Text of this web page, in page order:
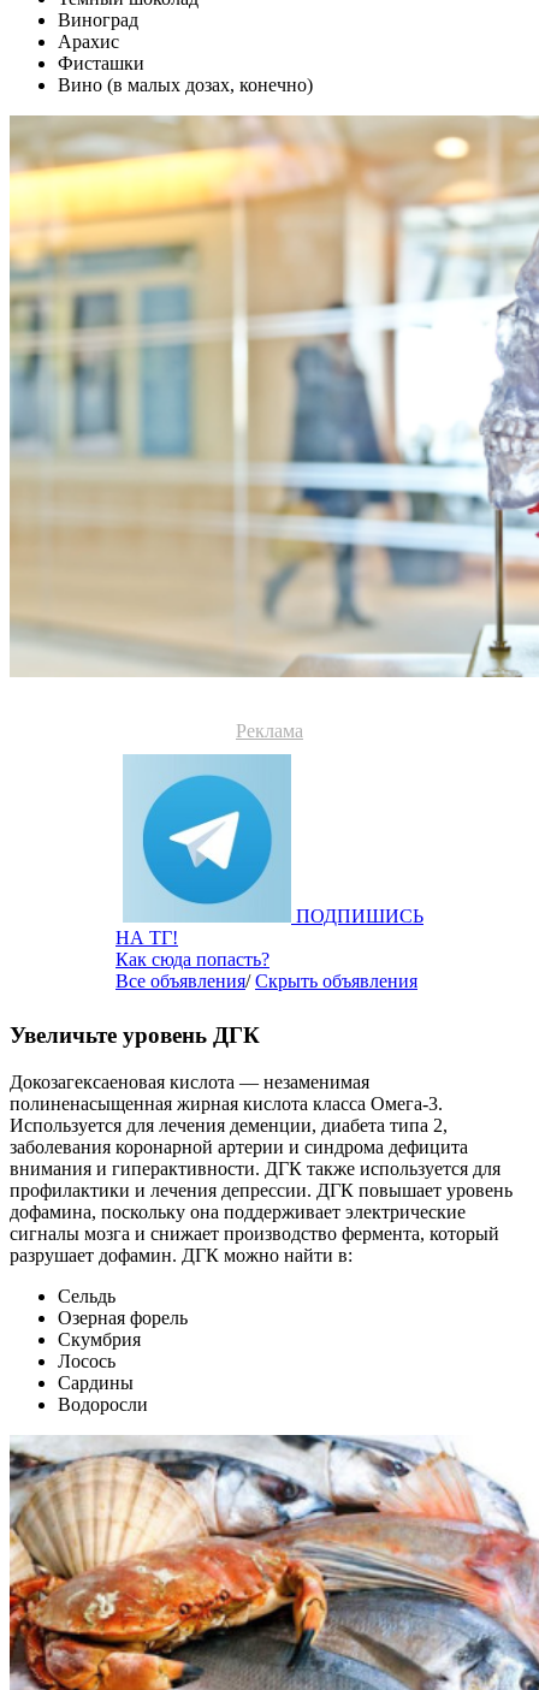
Виноград
Арахис
Фисташки
Вино (в малых дозах, конечно)
Реклама
ПОДПИШИСЬ
НА ТГ!
Как сюда попасть?
Все объявления/Скрыть объявления
Увеличьте уровень ДГК
Докозагексаеновая кислота — незаменимая
полиненасыщенная жирная кислота класса Омега-3.
Используется для лечения деменции, диабета типа 2,
заболевания коронарной артерии и синдрома дефицита
внимания и гиперактивности. ДГК также используется для
профилактики и лечения депрессии. ДГК повышает уровень
дофамина, поскольку она поддерживает электрические
сигналы мозга и снижает производство фермента, который
разрушает дофамин. ДГК можно найти в:
Сельдь
Озерная форель
Скумбрия
Лосось
Сардины
Водоросли